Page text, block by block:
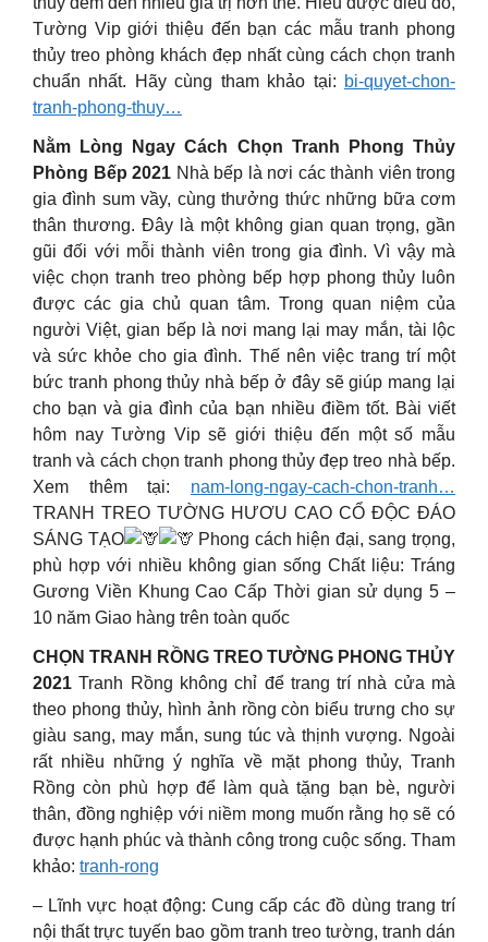
Tường Vip giới thiệu đến bạn các mẫu tranh phong
thủy treo phòng khách đẹp nhất cùng cách chọn tranh
chuẩn nhất. Hãy cùng tham khảo tại: bi-quyet-chon-
tranh-phong-thuy…
Nằm Lòng Ngay Cách Chọn Tranh Phong Thủy
Phòng Bếp 2021 Nhà bếp là nơi các thành viên trong
gia đình sum vầy, cùng thưởng thức những bữa cơm
thân thương. Đây là một không gian quan trọng, gần
gũi đối với mỗi thành viên trong gia đình. Vì vậy mà
việc chọn tranh treo phòng bếp hợp phong thủy luôn
được các gia chủ quan tâm. Trong quan niệm của
người Việt, gian bếp là nơi mang lại may mắn, tài lộc
và sức khỏe cho gia đình. Thế nên việc trang trí một
bức tranh phong thủy nhà bếp ở đây sẽ giúp mang lại
cho bạn và gia đình của bạn nhiều điềm tốt. Bài viết
hôm nay Tường Vip sẽ giới thiệu đến một số mẫu
tranh và cách chọn tranh phong thủy đẹp treo nhà bếp.
Xem thêm tại: nam-long-ngay-cach-chon-tranh…
TRANH TREO TƯỜNG HƯƠU CAO CỔ ĐỘC ĐÁO
SÁNG TẠO
Phong cách hiện đại, sang trọng,
phù hợp với nhiều không gian sống Chất liệu: Tráng
Gương Viền Khung Cao Cấp Thời gian sử dụng 5 –
10 năm Giao hàng trên toàn quốc
CHỌN TRANH RỒNG TREO TƯỜNG PHONG THỦY
2021 Tranh Rồng không chỉ để trang trí nhà cửa mà
theo phong thủy, hình ảnh rồng còn biểu trưng cho sự
giàu sang, may mắn, sung túc và thịnh vượng. Ngoài
rất nhiều những ý nghĩa về mặt phong thủy, Tranh
Rồng còn phù hợp để làm quà tặng bạn bè, người
thân, đồng nghiệp với niềm mong muốn rằng họ sẽ có
được hạnh phúc và thành công trong cuộc sống. Tham
khảo: tranh-rong
– Lĩnh vực hoạt động: Cung cấp các đồ dùng trang trí
nội thất trực tuyến bao gồm tranh treo tường, tranh dán